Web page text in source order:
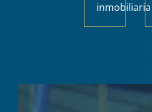
inmobiliaria